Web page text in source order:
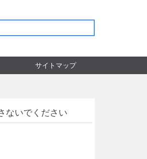
サイトマップ
ないでください